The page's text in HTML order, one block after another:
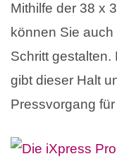
Mithilfe der 38 x
können Sie
Schritt gestalten.
gibt dieser Halt
Pressvorgang